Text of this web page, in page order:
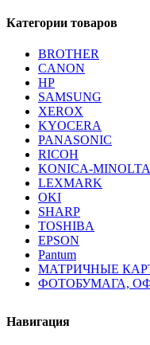
Категории товаров
BROTHER
CANON
HP
SAMSUNG
XEROX
KYOCERA
PANASONIC
RICOH
KONICA-MINOLTA
LEXMARK
OKI
SHARP
TOSHIBA
EPSON
Pantum
МАТРИЧНЫЕ
ФОТОБУМАГА,
Навигация